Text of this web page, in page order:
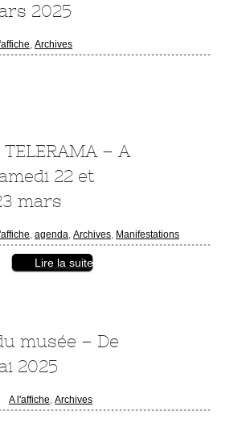
2025
,Archives
– A
22 et
mars
,agenda,Archives, Manifestations
Lire la suite
musée – De
2025
A l'affiche,Archives